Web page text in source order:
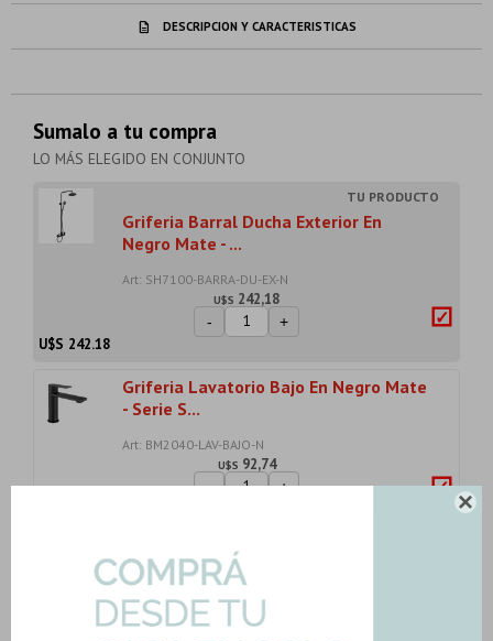

DESCRIPCION Y CARACTERISTICAS
Sumalo a tu compra
LO MÁS ELEGIDO EN CONJUNTO
Griferia Barral Ducha Exterior En
Negro Mate - ...
Art: SH7100-BARRA-DU-EX-N
U$S 242,18
- +
U$S 242.18
Griferia Lavatorio Bajo En Negro Mate
- Serie S...
Art: BM2040-LAV-BAJO-N
U$S 92,74
- +
Griferia Ducha Higienica Exterior
Frio/caliente
Art: 150001-DUCHA-HIG-N
U$S 142,40